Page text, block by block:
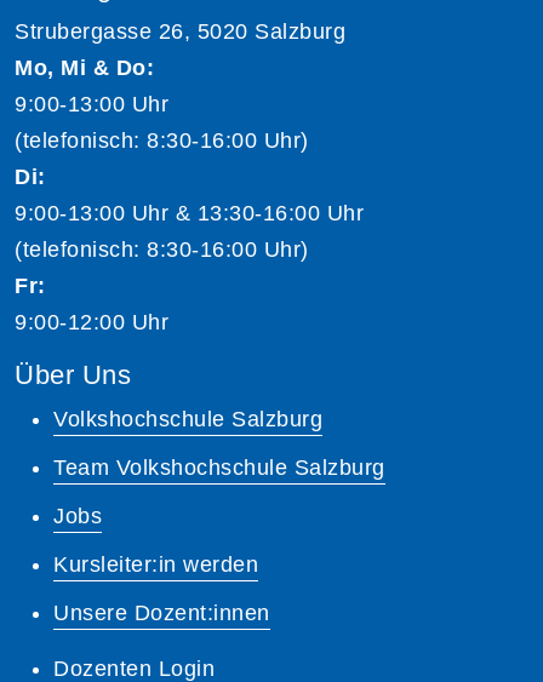
Strubergasse 26, 5020 Salzburg
Mo, Mi & Do:
9:00-13:00 Uhr
(telefonisch: 8:30-16:00 Uhr)
Di:
9:00-13:00 Uhr & 13:30-16:00 Uhr
(telefonisch: 8:30-16:00 Uhr)
Fr:
9:00-12:00 Uhr
Über Uns
Volkshochschule Salzburg
Team Volkshochschule Salzburg
Jobs
Kursleiter:in werden
Unsere Dozent:innen
Dozenten Login